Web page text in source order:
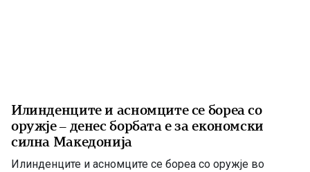
Илинденците и асномците се бореа со
оружје – денес борбата е за економски
силна Македонија
Илинденците и асномците се бореа со оружје во